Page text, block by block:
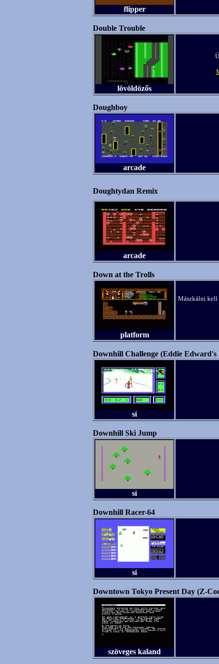
flipper
Double Trouble
lövöldözős
Doughboy
arcade
Doughtydan Remix
arcade
Down at the Trolls
platform
Mászkálni kell
Downhill Challenge (Eddie Edward's
sí
Downhill Ski Jump
sí
Downhill Racer-64
sí
Downtown Tokyo Present Day (Z-
szöveges kaland